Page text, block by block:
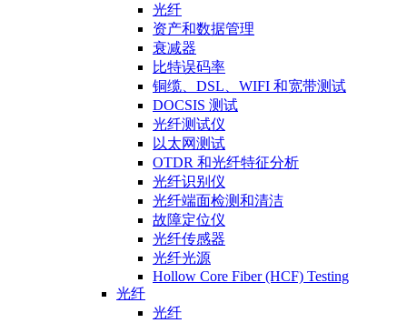
光纤
资产和数据管理
衰减器
比特误码率
铜缆、DSL、WIFI 和宽带测试
DOCSIS 测试
光纤测试仪
以太网测试
OTDR 和光纤特征分析
光纤识别仪
光纤端面检测和清洁
故障定位仪
光纤传感器
光纤光源
Hollow Core Fiber (HCF) Testing
光纤
光纤